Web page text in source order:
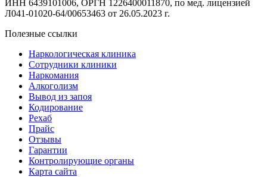
ИНН 6439101006, ОРГН 1226400011870, по мед. лицензией
Л041-01020-64/00653463 от 26.05.2023 г.
Полезные ссылки
Наркологическая клиника
Сотрудники клиники
Наркомания
Алкоголизм
Вывод из запоя
Кодирование
Рехаб
Прайс
Отзывы
Гарантии
Контролирующие органы
Карта сайта